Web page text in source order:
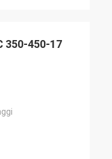
350-450-17